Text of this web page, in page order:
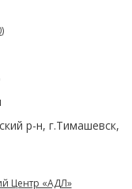
)
р-н, г.Тимашевск,